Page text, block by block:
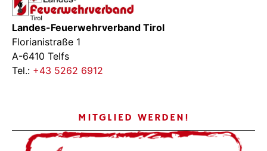
Landes-Feuerwehrverband Tirol
Florianistraße 1
A-6410 Telfs
Tel.: +43 5262 6912
MITGLIED WERDEN!